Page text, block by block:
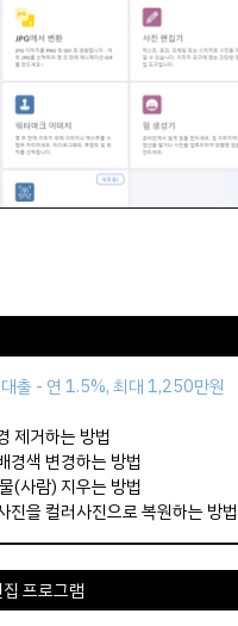
출 - 연 1.5%, 최대 1,250만원
제거하는 방법
경색 변경하는 방법
(사람) 지우는 방법
진을 컬러사진으로 복원하는 방법
프로그램